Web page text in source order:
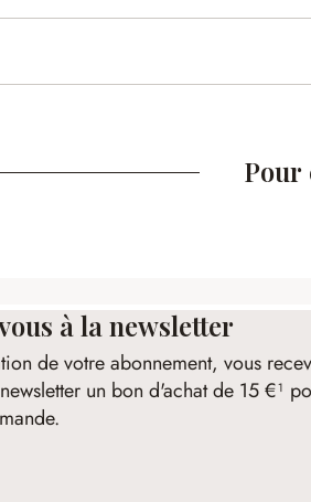
Pour
à la newsletter
de votre abonnement, vous
un bon d'achat de 15 €¹